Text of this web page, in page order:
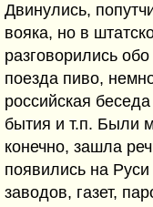
Двинулись,
вояка, но в
разговорились
поезда пиво,
российская
бытия и т.п. Были
конечно, зашла
появились на
заводов, газет,